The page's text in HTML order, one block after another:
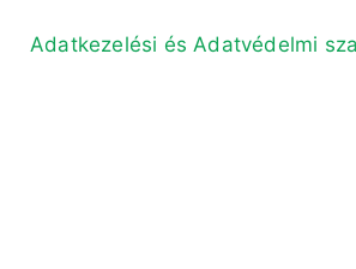
Adatkezelési és Adatvédelmi